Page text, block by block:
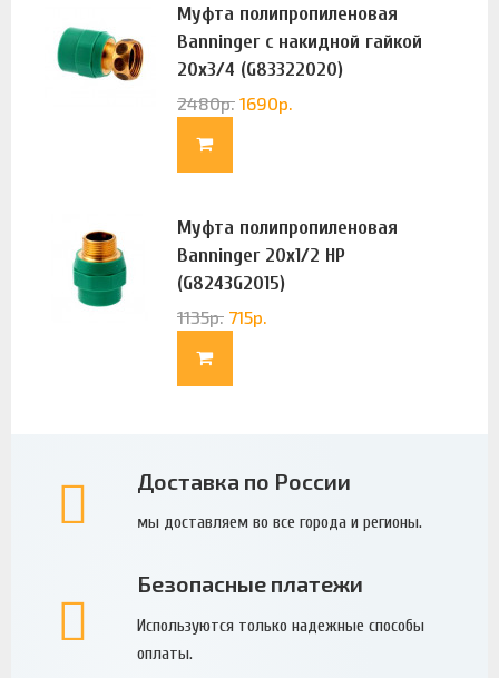
Муфта полипропиленовая
Banninger с накидной гайкой
20х3/4 (G83322020)
2480р. 1690р.
Муфта полипропиленовая
Banninger 20х1/2 НР
(G8243G2015)
1135р. 715р.
Доставка по России
мы доставляем во все города и регионы.
Безопасные платежи
Используются только надежные способы
оплаты.